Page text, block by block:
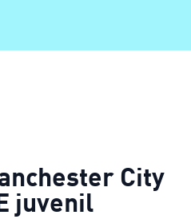
City
juvenil